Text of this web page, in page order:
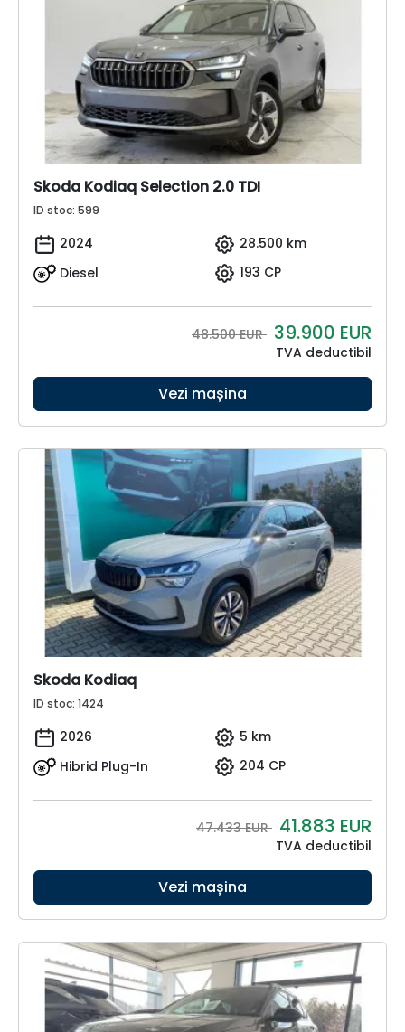
Skoda Kodiaq Selection 2.0 TDI
ID stoc: 599
2024
28.500 km
Diesel
193 CP
48.500 EUR 39.900 EUR
TVA deductibil
Vezi mașina
Skoda Kodiaq
ID stoc: 1424
2026
5 km
Hibrid Plug-In
204 CP
47.433 EUR 41.883 EUR
TVA deductibil
Vezi mașina